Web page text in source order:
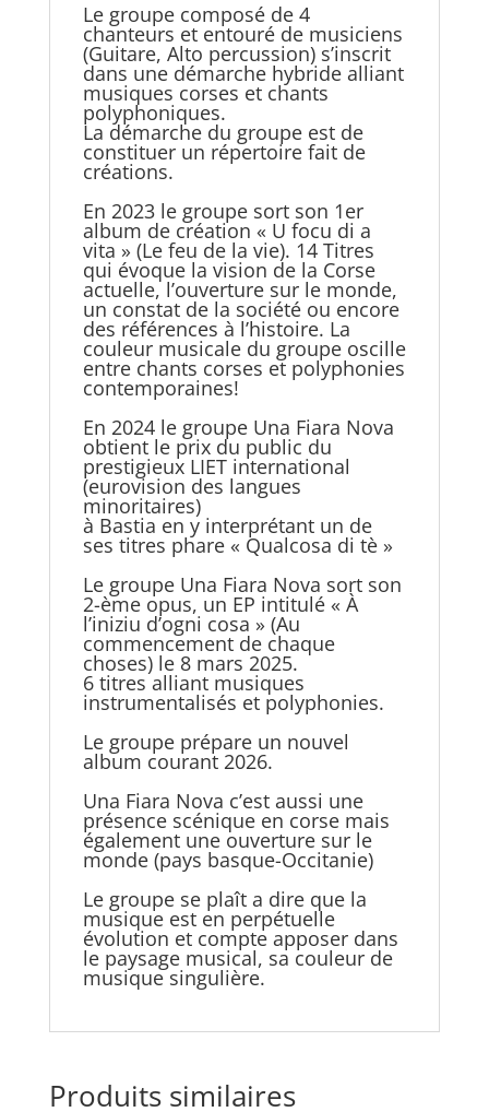
Le groupe composé de 4
chanteurs et entouré de musiciens
(Guitare, Alto percussion) s’inscrit
dans une démarche hybride alliant
musiques corses et chants
polyphoniques.
La démarche du groupe est de
constituer un répertoire fait de
créations.
En 2023 le groupe sort son 1er
album de création « U focu di a
vita » (Le feu de la vie). 14 Titres
qui évoque la vision de la Corse
actuelle, l’ouverture sur le monde,
un constat de la société ou encore
des références à l’histoire. La
couleur musicale du groupe oscille
entre chants corses et polyphonies
contemporaines!
En 2024 le groupe Una Fiara Nova
obtient le prix du public du
prestigieux LIET international
(eurovision des langues
minoritaires)
à Bastia en y interprétant un de
ses titres phare « Qualcosa di tè »
Le groupe Una Fiara Nova sort son
2-ème opus, un EP intitulé « À
l’iniziu d’ogni cosa » (Au
commencement de chaque
choses) le 8 mars 2025.
6 titres alliant musiques
instrumentalisés et polyphonies.
Le groupe prépare un nouvel
album courant 2026.
Una Fiara Nova c’est aussi une
présence scénique en corse mais
également une ouverture sur le
monde (pays basque-Occitanie)
Le groupe se plaît a dire que la
musique est en perpétuelle
évolution et compte apposer dans
le paysage musical, sa couleur de
musique singulière.
Produits similaires